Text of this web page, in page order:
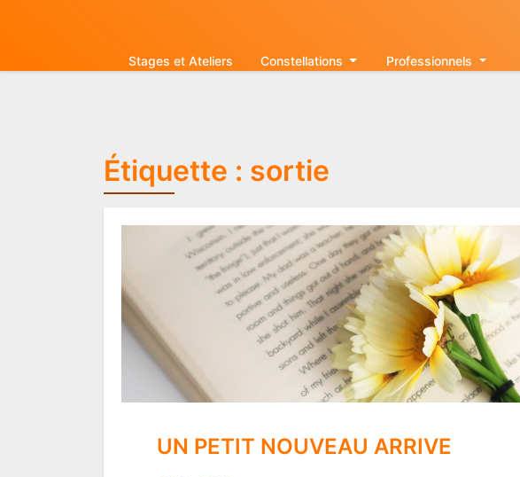
Stages et Ateliers Constellations Professionnels
Étiquette : sortie
UN PETIT NOUVEAU ARRIVE